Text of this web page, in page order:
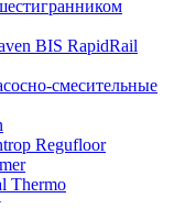
BIS RapidRail
смесительные
Regufloor
Thermo